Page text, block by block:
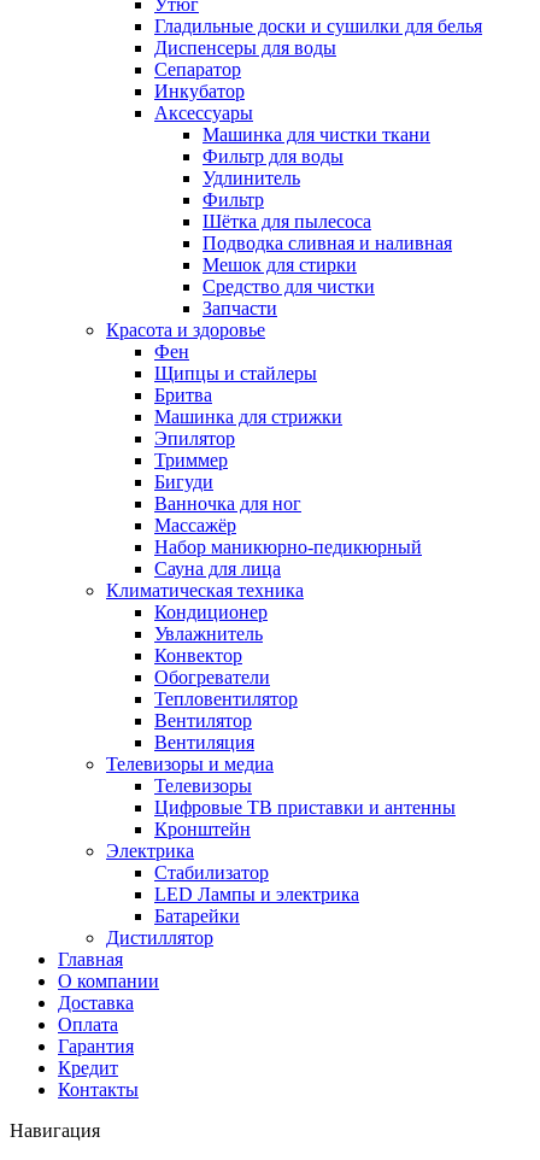
Утюг
Гладильные доски и сушилки для белья
Диспенсеры для воды
Сепаратор
Инкубатор
Аксессуары
Машинка для чистки ткани
Фильтр для воды
Удлинитель
Фильтр
Шётка для пылесоса
Подводка сливная и наливная
Мешок для стирки
Средство для чистки
Запчасти
Красота и здоровье
Фен
Щипцы и стайлеры
Бритва
Машинка для стрижки
Эпилятор
Триммер
Бигуди
Ванночка для ног
Массажёр
Набор маникюрно-педикюрный
Сауна для лица
Климатическая техника
Кондиционер
Увлажнитель
Конвектор
Обогреватели
Тепловентилятор
Вентилятор
Вентиляция
Телевизоры и медиа
Телевизоры
Цифровые ТВ приставки и антенны
Кронштейн
Электрика
Стабилизатор
LED Лампы и электрика
Батарейки
Дистиллятор
Главная
О компании
Доставка
Оплата
Гарантия
Кредит
Контакты
Навигация